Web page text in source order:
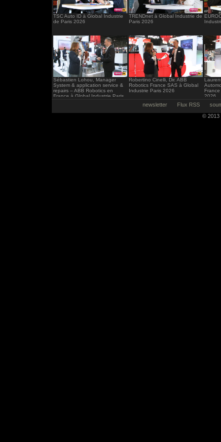
TSC Auto ID à Global Industrie
de Paris 2026
TRENDnet à Global Industrie de
Paris 2026
Sébastien Lohou, Manager
System & application service &
repairs – ABB Robotics en
France à Global Industrie Paris
Robertino Cinelli, Dir. ABB
Robotics France SAS à Global
Industrie Paris 2026
2026
newsletter Flux RSS
© 2013